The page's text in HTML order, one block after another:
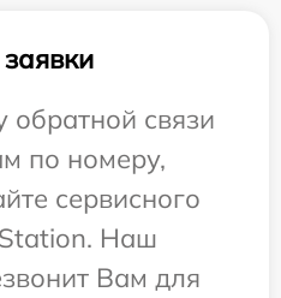
связи
по номеру,
сервисного
Наш
Вам для